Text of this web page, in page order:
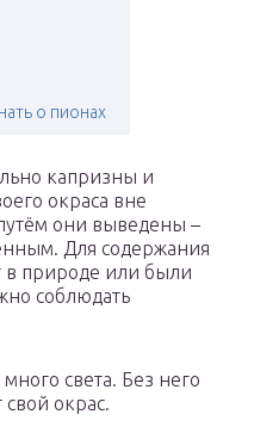
о пионах
капризны и
окраса вне
они выведены –
Для содержания
в природе или были
соблюдать
света. Без него
свой окрас.